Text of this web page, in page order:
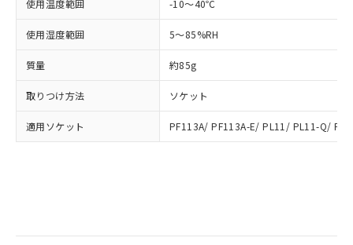
使用温度範囲 -10～40℃
使用湿度範囲 5～85%RH
質量 約85g
取りつけ方法 ソケット
適用ソケット PF113A/ PF113A-E/ PL11/ PL11-Q/
メンバーズにご登録されている必要が
お客様が当ウェブサイト上で当社にご
登録された部品リストについて、当社
および当社の共同利用者が、当社の製
品・サービスに関するお客様との取
引・商談に必要な範囲で利用すること
をご了承ください。
※当社の共同利用者とは、"個人情報
※3 非含有証明書ダウンロード
下記の非含有証明書をダウンロードするこ
とができます。
EU RoHS指令（10物質）の非含有証明書
物質の対応では、対応完了までの期間は出
「－」：未確認です。当社販売部門へお問
い合わせください。
り引きをいたしません。